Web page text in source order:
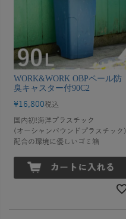
WORK&WORK OBPペール防
臭キャスター付90C2
¥16,800税込
国内初!海洋プラスチック
(オーシャンバウンドプラスチック)
配合の環境に優しいゴミ箱